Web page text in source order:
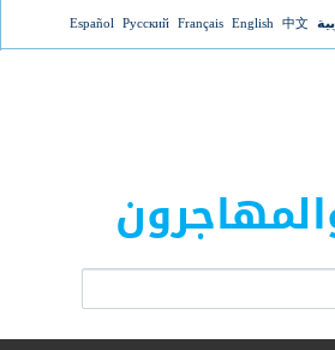
Jump to navigation
中文
English
Français
Русский
Español